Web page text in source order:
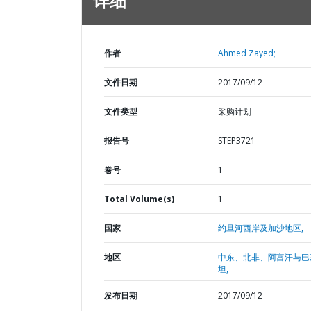
作者 Ahmed Zayed;
文件日期 2017/09/12
文件类型 采购计划
报告号 STEP3721
卷号 1
Total Volume(s) 1
国家 约旦河西岸及加沙地区,
地区
中东、北非、阿富汗与
坦,
发布日期 2017/09/12